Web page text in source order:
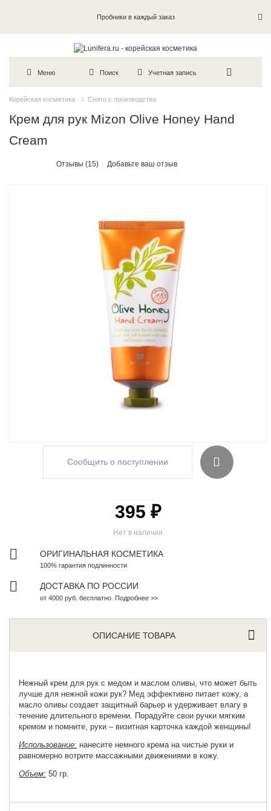
Пробники в каждый заказ
Меню Поиск Учетная запись
Корейская косметика Снято с производства
Крем для рук Mizon Olive Honey Hand
Cream
Отзывы (15) Добавьте ваш отзыв
Сообщить о поступлении
Нет в наличии
395 ₽
ОРИГИНАЛЬНАЯ КОСМЕТИКА
100% гарантия подлинности
ДОСТАВКА ПО РОССИИ
от 4000 руб. бесплатно. Подробнее >>
ОПИСАНИЕ ТОВАРА
Нежный крем для рук с медом и маслом оливы, что может быть
лучше для нежной кожи рук? Мед эффективно питает кожу, а
масло оливы создает защитный барьер и удерживает влагу в
течение длительного времени. Порадуйте свои ручки мягким
кремом и помните, руки – визитная карточка каждой женщины!
Использование: нанесите немного крема на чистые руки и
равномерно вотрите массажными движениями в кожу.
Объем: 50 гр.